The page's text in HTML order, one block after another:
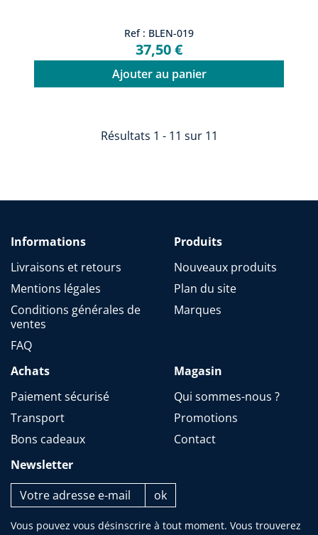
Ref : BLEN-019
37,50 €
Ajouter au panier
Résultats 1 - 11 sur 11
Informations
Livraisons et retours
Mentions légales
Conditions générales de
ventes
FAQ
Produits
Nouveaux produits
Plan du site
Marques
Achats
Paiement sécurisé
Transport
Bons cadeaux
Magasin
Qui sommes-nous ?
Promotions
Contact
Newsletter
Vous pouvez vous désinscrire à tout moment. Vous trouverez